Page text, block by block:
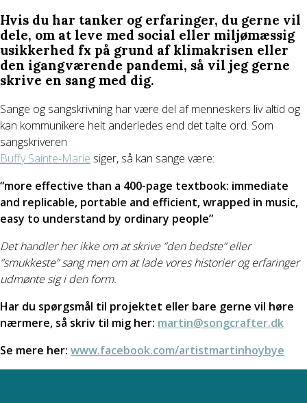
Hvis du har tanker og erfaringer, du gerne vil
dele, om at leve med social eller miljømæssig
usikkerhed fx på grund af klimakrisen eller
den igangværende pandemi, så vil jeg gerne
skrive en sang med dig.
Sange og sangskrivning har være del af menneskers liv altid og
kan kommunikere helt anderledes end det talte ord. Som
sangskriveren
Buffy Sainte-Marie siger, så kan sange være:
“more effective than a 400-page textbook: immediate
and replicable, portable and efficient, wrapped in music,
easy to understand by ordinary people”
Det handler her ikke om at skrive ”den bedste” eller
”smukkeste” sang men om at lade vores historier og erfaringer
udmønte sig i den form.
Har du spørgsmål til projektet eller bare gerne vil høre
nærmere, så skriv til mig her: martin@songcrafter.dk
Se mere her: www.facebook.com/artistmartinhoybye